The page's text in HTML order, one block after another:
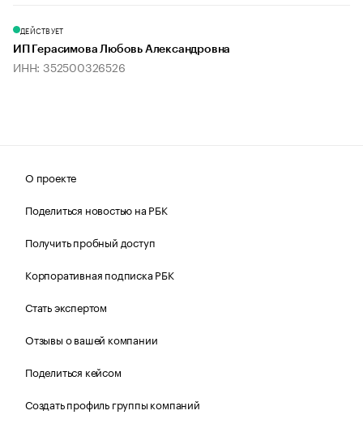
ДЕЙСТВУЕТ
ИП Герасимова Любовь Александровна
ИНН: 352500326526
О проекте
Поделиться новостью на РБК
Получить пробный доступ
Корпоративная подписка РБК
Стать экспертом
Отзывы о вашей компании
Поделиться кейсом
Создать профиль группы компаний